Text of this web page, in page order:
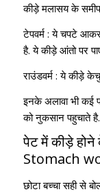
कीड़े मलासय के समीप
टेपवर्म : ये चपटे
है. ये कीड़े आंतो पर
राउंडवर्म : ये कीड़े
इनके अलावा भी कई
को नुकसान पहुचाते है.
पेट में कीड़े
Stomach
छोटा बच्चा सही से